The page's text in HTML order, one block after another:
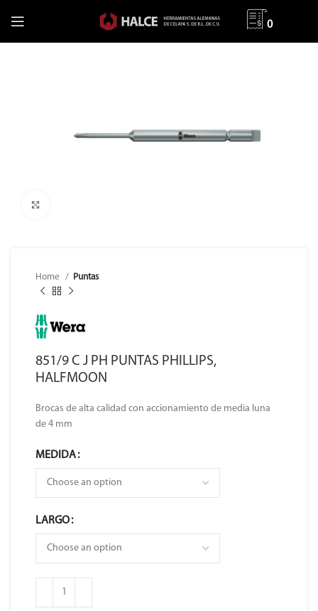
0
Home Puntas
851/9 C J PH PUNTAS PHILLIPS,
HALFMOON
Brocas de alta calidad con accionamiento de media luna
de 4 mm
MEDIDA
LARGO